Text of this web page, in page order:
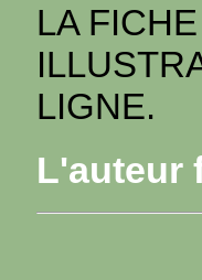
LA
LIGNE.
L'auteur